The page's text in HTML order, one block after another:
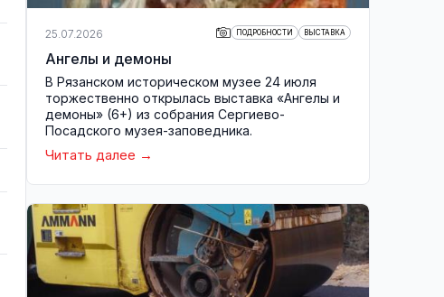
25.07.2026 ПОДРОБНОСТИ ВЫСТАВКА
Ангелы и демоны
В Рязанском историческом музее 24 июля
торжественно открылась выставка «Ангелы и
демоны» (6+) из собрания Сергиево-
Посадского музея-заповедника.
Читать далее